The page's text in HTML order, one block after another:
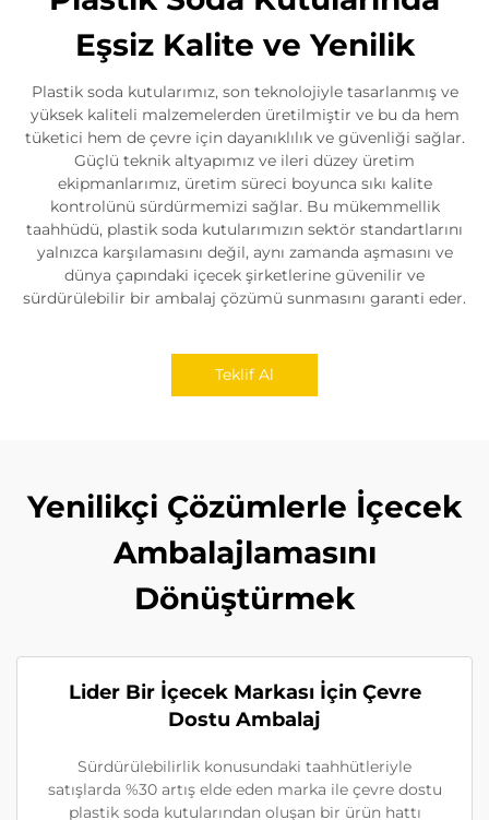
Eşsiz Kalite ve Yenilik
Plastik soda kutularımız, son teknolojiyle tasarlanmış ve
yüksek kaliteli malzemelerden üretilmiştir ve bu da hem
tüketici hem de çevre için dayanıklılık ve güvenliği sağlar.
Güçlü teknik altyapımız ve ileri düzey üretim
ekipmanlarımız, üretim süreci boyunca sıkı kalite
kontrolünü sürdürmemizi sağlar. Bu mükemmellik
taahhüdü, plastik soda kutularımızın sektör standartlarını
yalnızca karşılamasını değil, aynı zamanda aşmasını ve
dünya çapındaki içecek şirketlerine güvenilir ve
sürdürülebilir bir ambalaj çözümü sunmasını garanti eder.
Teklif Al
Yenilikçi Çözümlerle İçecek
Ambalajlamasını
Dönüştürmek
Lider Bir İçecek Markası İçin Çevre
Dostu Ambalaj
Sürdürülebilirlik konusundaki taahhütleriyle
satışlarda %30 artış elde eden marka ile çevre dostu
plastik soda kutularından oluşan bir ürün hattı